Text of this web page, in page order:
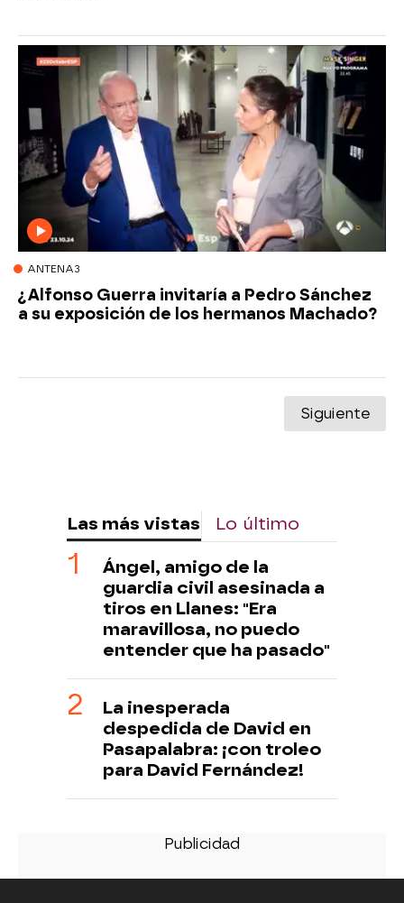
ANTENA3
¿Alfonso Guerra invitaría a Pedro Sánchez
a su exposición de los hermanos Machado?
Siguiente
Las más vistas Lo último
Ángel, amigo de la
guardia civil asesinada a
tiros en Llanes: "Era
maravillosa, no puedo
entender que ha pasado"
La inesperada
despedida de David en
Pasapalabra: ¡con troleo
para David Fernández!